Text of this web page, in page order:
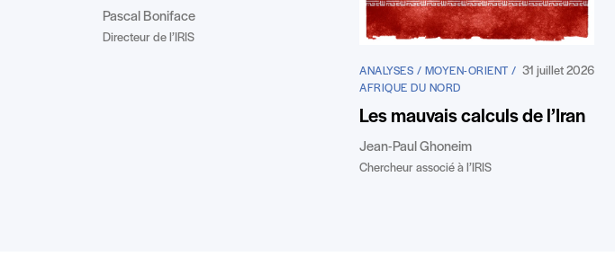
Pascal Boniface
Directeur de l’IRIS
ANALYSES / MOYEN-ORIENT /
AFRIQUE DU NORD
31 juillet 2026
Les mauvais calculs de l’Iran
Jean-Paul Ghoneim
Chercheur associé à l’IRIS